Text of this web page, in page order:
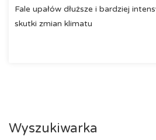
Fale upałów dłuższe i bardziej
skutki zmian klimatu
Wyszukiwarka